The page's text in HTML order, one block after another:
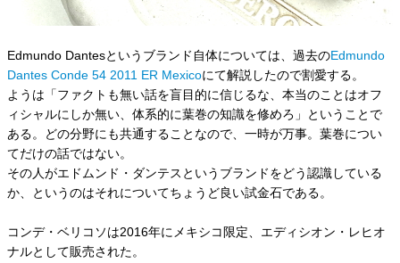
Edmundo Dantesというブランド自体については、過去のEdmundo
Dantes Conde 54 2011 ER Mexicoにて解説したので割愛する。
ようは「ファクトも無い話を盲目的に信じるな、本当のことはオフ
ィシャルにしか無い、体系的に葉巻の知識を修めろ」ということで
ある。どの分野にも共通することなので、一時が万事。葉巻につい
てだけの話ではない。
その人がエドムンド・ダンテスというブランドをどう認識している
か、というのはそれについてちょうど良い試金石である。
コンデ・ベリコソは2016年にメキシコ限定、エディシオン・レヒオ
ナルとして販売された。